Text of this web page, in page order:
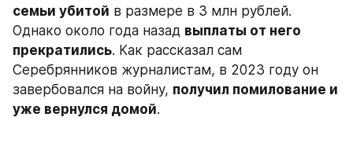
семьи убитой в размере в 3 млн рублей.
Однако около года назад выплаты от него
прекратились. Как рассказал сам
Серебрянников журналистам, в 2023 году он
завербовался на войну, получил помилование и
уже вернулся домой.